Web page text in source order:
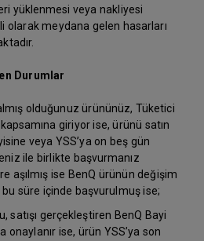
yüklenmesi veya nakliyesi
olarak meydana gelen hasarları
Durumlar
olduğunuz ürününüz, Tüketici
giriyor ise, ürünü satın
veya YSS’ya on beş gün
ile birlikte başvurmanız
aşılmış ise BenQ ürünün değişim
süre içinde başvurulmuş ise;
satışı gerçekleştiren BenQ Bayi
ise, ürün YSS’ya son